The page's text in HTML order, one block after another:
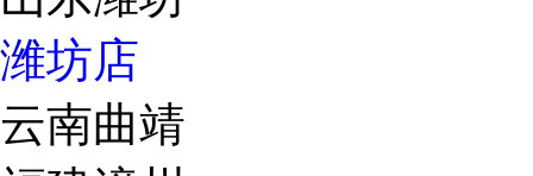
潍坊店
云南曲靖